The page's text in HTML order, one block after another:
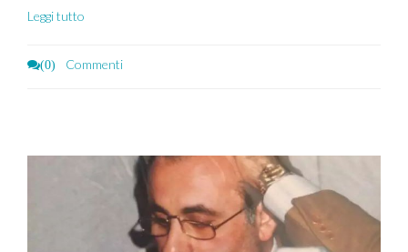
Leggi tutto
(0) Commenti